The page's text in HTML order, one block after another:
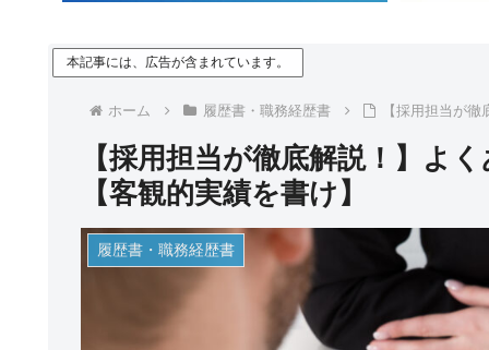
本記事には、広告が含まれています。
ホーム 履歴書・職務経歴書 【採用担当が
【採用担当が徹底解説！】よ
【客観的実績を書け】
履歴書・職務経歴書